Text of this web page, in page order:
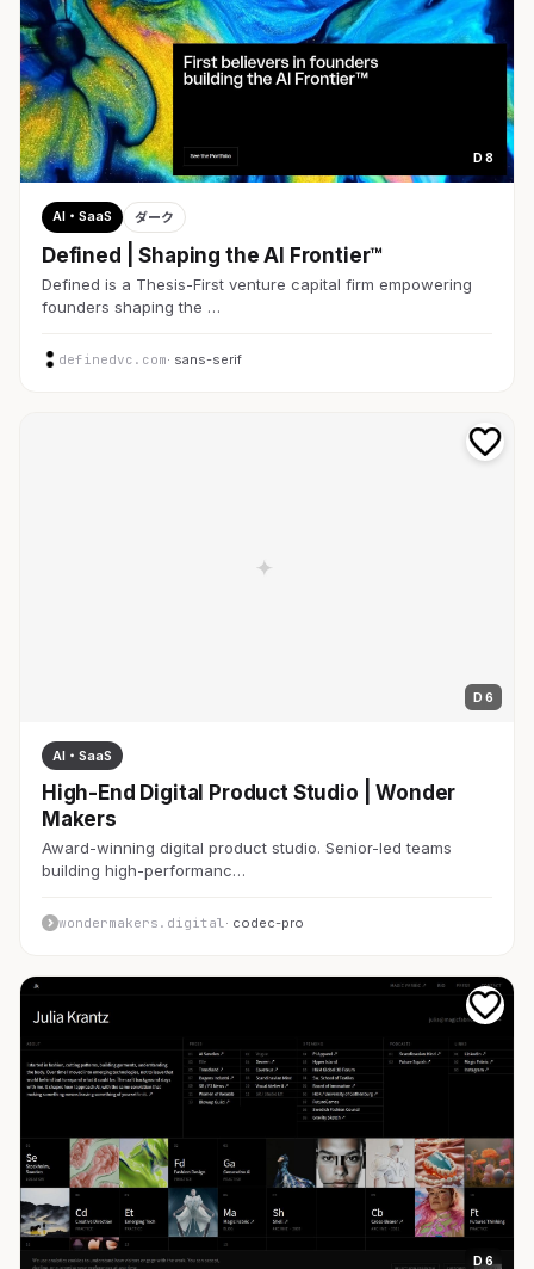
D 8
AI・SaaS ダーク
Defined | Shaping the AI Frontier™
Defined is a Thesis-First venture capital firm empowering
founders shaping the …
definedvc.com· sans-serif
D 6
AI・SaaS
High-End Digital Product Studio | Wonder
Makers
Award-winning digital product studio. Senior-led teams
building high-performanc…
wondermakers.digital · codec-pro
D 6